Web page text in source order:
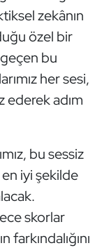
zekânın
özel bir
bu
her sesi,
ederek adım
bu sessiz
iyi şekilde
skorlar